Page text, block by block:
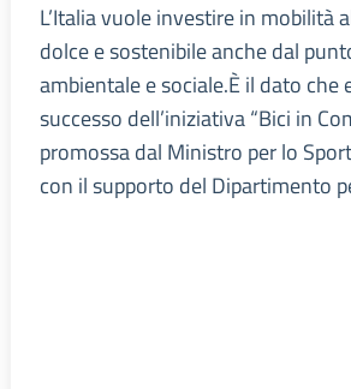
L’Italia vuole investire in mobilità
dolce e sostenibile anche dal
ambientale e sociale.È il dato che
successo dell’iniziativa “Bici in
promossa dal Ministro per lo
con il supporto del Dipartimento